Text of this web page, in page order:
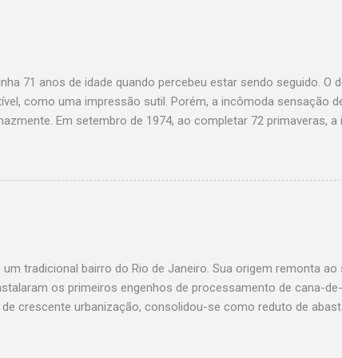
71 anos de idade quando percebeu estar sendo seguido. O
como uma impressão sutil. Porém, a incômoda sensação
Em setembro de 1974, ao completar 72 primaveras,
justo na medida para realçar as coxas roliças por ele
lata de querosene de vinte litros convertida em balde. As
a prática rotineira daquele exercício involuntário.
um tradicional bairro do Rio de Janeiro. Sua origem remonta ao
os primeiros engenhos de processamento de cana-
crescente urbanização, consolidou-se como reduto de
original, porém não conseguiu extirpá-la